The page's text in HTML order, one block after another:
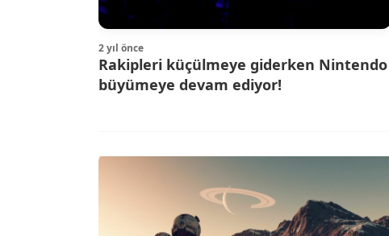
2 yıl önce
Rakipleri küçülmeye giderken Nintendo
büyümeye devam ediyor!